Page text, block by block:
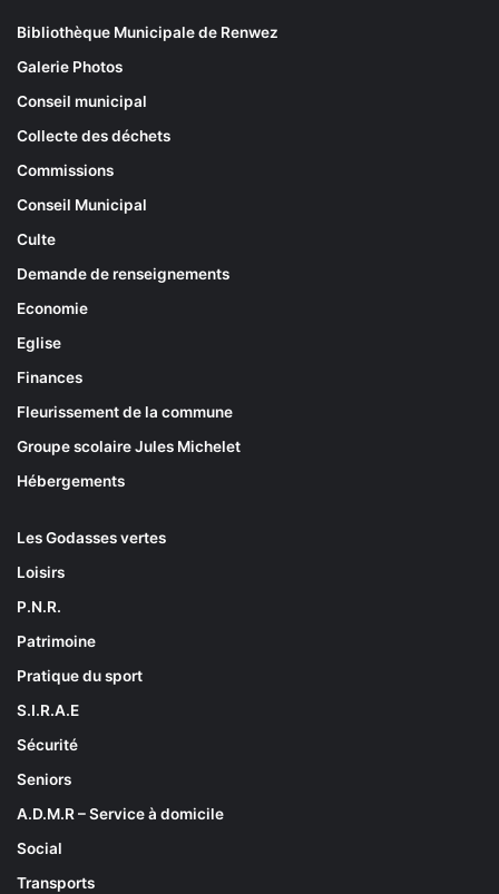
Bibliothèque Municipale de Renwez
Galerie Photos
Conseil municipal
Collecte des déchets
Commissions
Conseil Municipal
Culte
Demande de renseignements
Economie
Eglise
Finances
Fleurissement de la commune
Groupe scolaire Jules Michelet
Hébergements
Les Godasses vertes
Loisirs
P.N.R.
Patrimoine
Pratique du sport
S.I.R.A.E
Sécurité
Seniors
A.D.M.R – Service à domicile
Social
Transports